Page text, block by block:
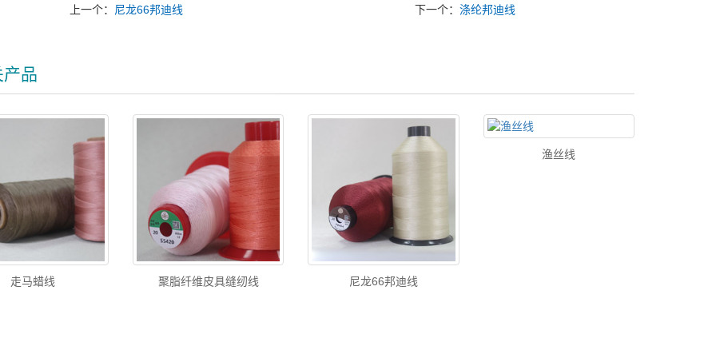
上一个： 尼龙66邦迪线 下一个：涤纶邦迪线
品
走马蜡线 聚脂纤维皮具缝纫线 尼龙66邦迪线
渔丝线